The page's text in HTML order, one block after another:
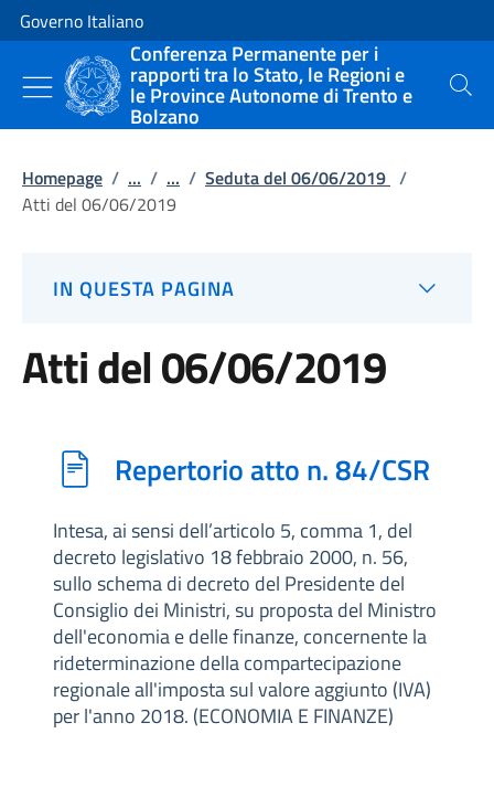
Vai al contenuto
Vai alla navigazione del sito
Governo Italiano
Conferenza Permanente per i
rapporti tra lo Stato, le Regioni e
le Province Autonome di Trento e
Bolzano
Cerca
Homepage / ... / ... / Seduta del 06/06/2019 /
Atti del 06/06/2019
IN QUESTA PAGINA
Atti del 06/06/2019
Repertorio atto n. 84/CSR
Intesa, ai sensi dell’articolo 5, comma 1, del
decreto legislativo 18 febbraio 2000, n. 56,
sullo schema di decreto del Presidente del
Consiglio dei Ministri, su proposta del Ministro
dell'economia e delle finanze, concernente la
rideterminazione della compartecipazione
regionale all'imposta sul valore aggiunto (IVA)
per l'anno 2018. (ECONOMIA E FINANZE)